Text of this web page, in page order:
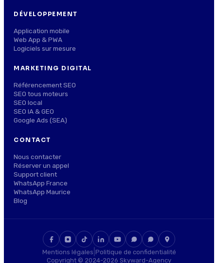
DÉVELOPPEMENT
Application mobile
Web App & PWA
Logiciels sur mesure
MARKETING DIGITAL
Référencement SEO
SEO tous moteurs
SEO local
SEO IA & GEO
Google Ads (SEA)
CONTACT
Nous contacter
Réserver un appel
Support client
WhatsApp France
WhatsApp Maurice
Blog
Copyright © 2024-2026 Skyward-Agency
Mentions légales Politique de confidentialité